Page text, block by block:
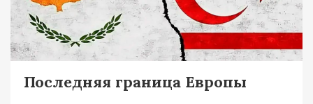
Последняя граница Европы